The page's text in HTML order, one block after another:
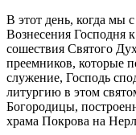
В этот день, когда мы
Вознесения Господня
сошествия Святого
преемников, которые
служение, Господь
литургию в этом
Богородицы,
храма Покрова на